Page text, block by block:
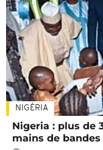
NIGÉRIA
Nigeria : plus de
mains de bandes